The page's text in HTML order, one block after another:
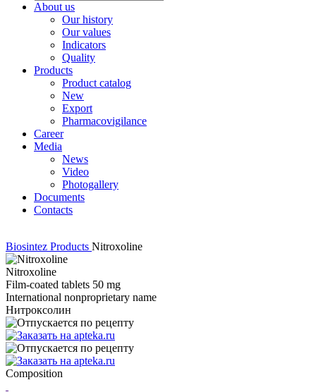
About us
Our history
Our values
Indicators
Quality
Products
Product catalog
New
Export
Pharmacovigilance
Career
Media
News
Video
Photogallery
Documents
Contacts
Biosintez Products Nitroxoline
Nitroxoline
Film-coated tablets 50 mg
International nonproprietary name
Нитроксолин
Composition